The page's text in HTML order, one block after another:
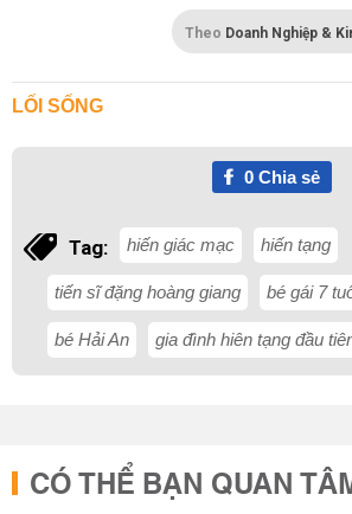
Theo Doanh Nghiệp &
LỐI SỐNG
0Chia sẻ
Tag: hiến giác mạc hiến tạng
tiến sĩ đặng hoàng giang bé gái 7
bé Hải An gia đình hiên tạng đầu
CÓ THỂ BẠN QUAN